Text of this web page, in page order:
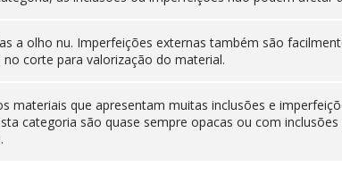
a olho nu. Imperfeições externas também são
corte para valorização do material.
materiais que apresentam muitas inclusões e
categoria são quase sempre opacas ou com